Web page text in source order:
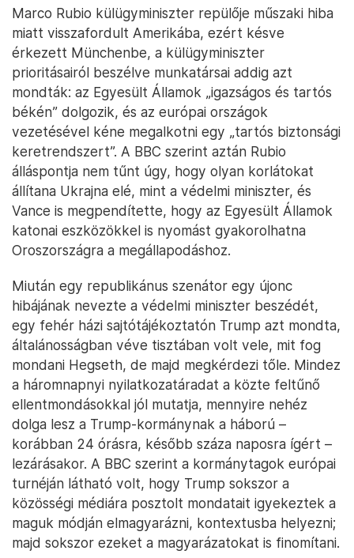
Marco Rubio külügyminiszter repülője műszaki hiba
miatt visszafordult Amerikába, ezért késve
érkezett Münchenbe, a külügyminiszter
prioritásairól beszélve munkatársai addig azt
mondták: az Egyesült Államok „igazságos és tartós
békén” dolgozik, és az európai országok
vezetésével kéne megalkotni egy „tartós biztonsági
keretrendszert”. A BBC szerint aztán Rubio
álláspontja nem tűnt úgy, hogy olyan korlátokat
állítana Ukrajna elé, mint a védelmi miniszter, és
Vance is megpendítette, hogy az Egyesült Államok
katonai eszközökkel is nyomást gyakorolhatna
Oroszországra a megállapodáshoz.
Miután egy republikánus szenátor egy újonc
hibájának nevezte a védelmi miniszter beszédét,
egy fehér házi sajtótájékoztatón Trump azt mondta,
általánosságban véve tisztában volt vele, mit fog
mondani Hegseth, de majd megkérdezi tőle. Mindez
a háromnapnyi nyilatkozatáradat a közte feltűnő
ellentmondásokkal jól mutatja, mennyire nehéz
dolga lesz a Trump-kormánynak a háború –
korábban 24 órásra, később száza naposra ígért –
lezárásakor. A BBC szerint a kormánytagok európai
turnéján látható volt, hogy Trump sokszor a
közösségi médiára posztolt mondatait igyekeztek a
maguk módján elmagyarázni, kontextusba helyezni;
majd sokszor ezeket a magyarázatokat is finomítani.